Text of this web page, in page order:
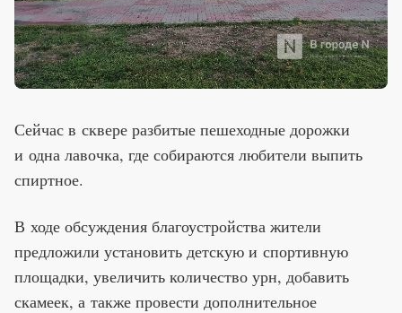
Сейчас в сквере разбитые пешеходные дорожки
и одна лавочка, где собираются любители выпить
спиртное.
В ходе обсуждения благоустройства жители
предложили установить детскую и спортивную
площадки, увеличить количество урн, добавить
скамеек, а также провести дополнительное